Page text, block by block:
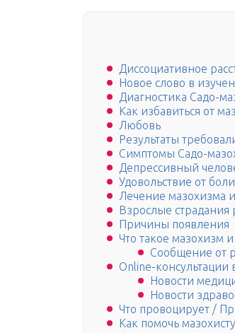
Диссоциативное
Новое слово в
Диагностика Садо-
Как избавиться от
Любовь
Результаты
Симптомы Садо-
Депрессивный
Удовольствие от
Лечение мазохизма
Взрослые страдания
Причины появления
Что такое мазохизм
Сообщение от
Online-консультации
Новости
Новости
Что провоцирует /
Как помочь